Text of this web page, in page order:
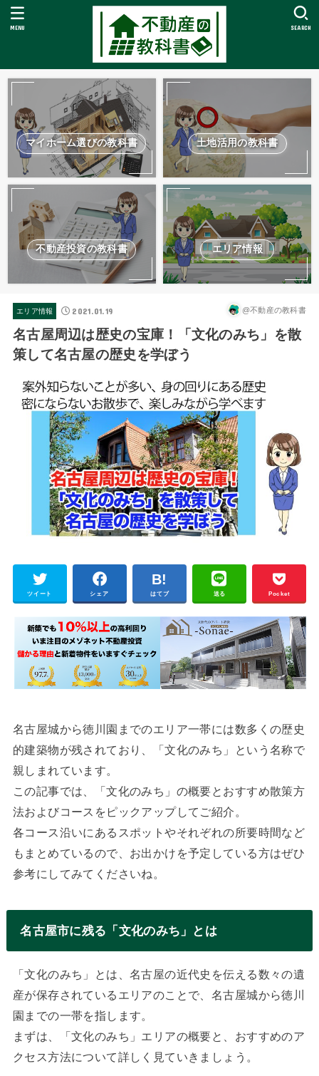
SEARCH
MENU
マイホーム選びの教科書 土地活用の教科書
不動産投資の教科書 エリア情報
エリア情報 2021.01.19 @不動産の教科書
名古屋周辺は歴史の宝庫！「文化のみち」を散
策して名古屋の歴史を学ぼう
ツイート シェア はてブ 送る Pocket
名古屋城から徳川園までのエリア一帯には数多くの歴史
的建築物が残されており、「文化のみち」という名称で
親しまれています。
この記事では、「文化のみち」の概要とおすすめ散策方
法およびコースをピックアップしてご紹介。
各コース沿いにあるスポットやそれぞれの所要時間など
もまとめているので、お出かけを予定している方はぜひ
参考にしてみてくださいね。
名古屋市に残る「文化のみち」とは
「文化のみち」とは、名古屋の近代史を伝える数々の遺
産が保存されているエリアのことで、名古屋城から徳川
園までの一帯を指します。
まずは、「文化のみち」エリアの概要と、おすすめのア
クセス方法について詳しく見ていきましょう。